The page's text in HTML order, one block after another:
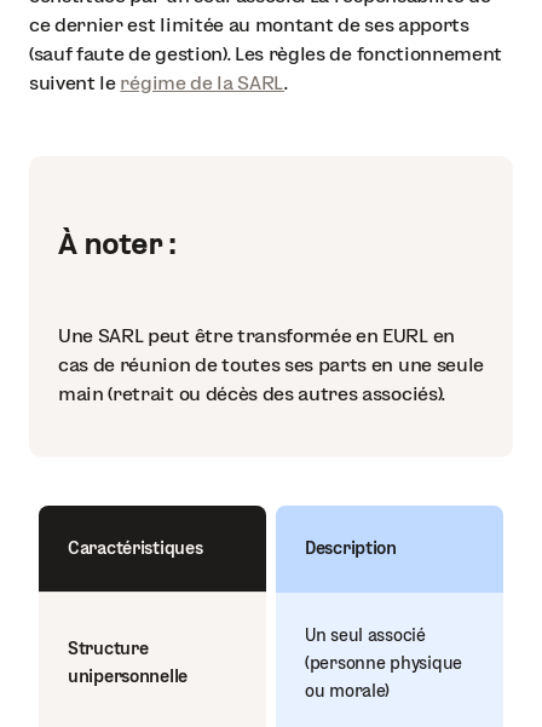
ce dernier est limitée au montant de ses apports
(sauf faute de gestion). Les règles de fonctionnement
suivent le régime de la SARL.
À noter :
Une SARL peut être transformée en EURL en
cas de réunion de toutes ses parts en une seule
main (retrait ou décès des autres associés).
Caractéristiques Description
Structure
unipersonnelle
Un seul associé
(personne physique
ou morale)